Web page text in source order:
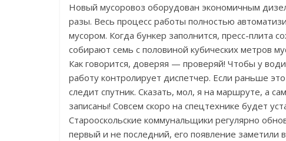
Новый мусоровоз оборудован экономичным
разы. Весь процесс работы полностью
мусором. Когда бункер заполнится, пресс-плита
собирают семь с половиной кубических метров
Как говорится, доверяя — проверяй! Чтобы у
работу контролирует диспетчер. Если раньше
следит спутник. Сказать, мол, я на маршруте, а
записаны! Совсем скоро на спецтехнике будет
Старооскольские коммунальщики регулярно
первый и не последний, его появление заметили